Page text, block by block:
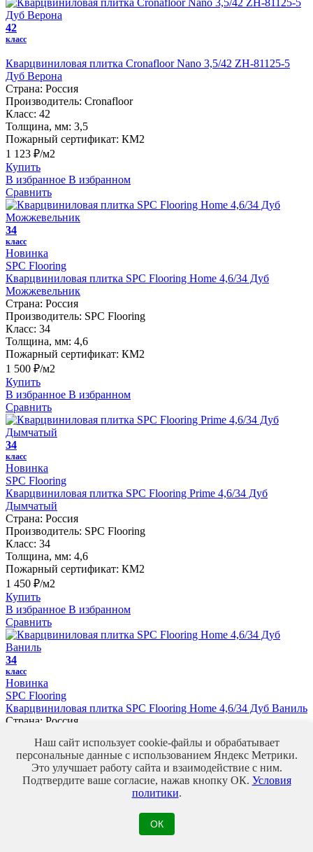
42
класс
Кварцвиниловая плитка Cronafloor Nano 3,5/42 ZH-81125-5
Дуб Верона
Страна: Россия
Производитель: Cronafloor
Класс: 42
Толщина, мм: 3,5
Пожарный сертификат: КМ2
1 123 ₽/м2
Купить
В избранное В избранном
Сравнить
34
класс
Новинка
SPC Flooring
Кварцвиниловая плитка SPC Flooring Home 4,6/34 Дуб
Можжевельник
Страна: Россия
Производитель: SPC Flooring
Класс: 34
Толщина, мм: 4,6
Пожарный сертификат: КМ2
1 500 ₽/м2
Купить
В избранное В избранном
Сравнить
34
класс
Новинка
SPC Flooring
Кварцвиниловая плитка SPC Flooring Prime 4,6/34 Дуб
Дымчатый
Страна: Россия
Производитель: SPC Flooring
Класс: 34
Толщина, мм: 4,6
Пожарный сертификат: КМ2
1 450 ₽/м2
Купить
В избранное В избранном
Сравнить
34
класс
Новинка
SPC Flooring
Кварцвиниловая плитка SPC Flooring Home 4,6/34 Дуб Ваниль
Страна: Россия
Класс: 34
Толщина, мм: 4,6
Пожарный сертификат: КМ2
1 500 ₽/м2
Наш сайт использует cookie-файлы и обрабатывает
персональные данные с использованием Яндекс Метрики.
Это улучшает работу сайта и взаимодействие с ним.
Подтвердите ваше согласие, нажав кнопку ОК. Условия
политики.
ОК